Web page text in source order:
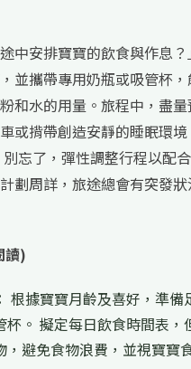
中安排寶寶的飲食與作息
並攜帶專用奶瓶或吸管杯
和水的用量。旅程中，盡
或揹帶創造安靜的睡眠環
忘了，彈性調整行程以配
劃周詳，旅途總會有突發
讀)
根據寶寶月齡及喜好，準
。 擬定每日飲食時間表
避免食物浪費，並視寶寶